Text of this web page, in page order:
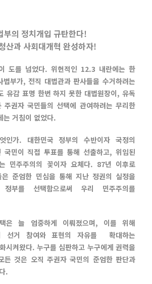
부의 정치개입 규탄한다!
산과 사회대개혁 완성하자!
도를 넘었다. 위헌적인 12.3 내란에는 한
부가, 전직 대법관과 판사들을 수거하려는
유감 표명 한번 하지 못한 대법원장이, 유독
주권자 국민들의 선택에 관여하려는 무리한
는 거침이 없었다.
인가. 대한민국 정부의 수반이자 국정의
국민이 직접 투표를 통해 선출하고, 위임된
민주주의의 꽃이자 요체다. 87년 이후로
은 준엄한 민심을 통해 지난 정권의 실정을
부를 선택함으로써 우리 민주주의를
은 늘 엄중하게 이뤄졌으며, 이를 위해
선거 참여와 표현의 자유를 확대하는
시켜왔다. 누구를 심판하고 누구에게 권력을
든 것은 오직 주권자 국민의 준엄한 판단과
.